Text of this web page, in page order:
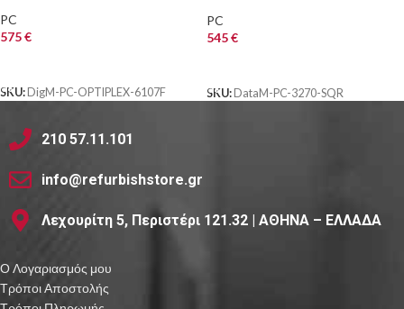
PC
575€
SKU: DigM-PC-OPTIPLEX-6107F
DVD, FreeDOS
PC
545€
SKU: DataM-PC-3270-SQR
210 57.11.101
info@refurbishstore.gr
Λεχουρίτη 5, Περιστέρι 121.32 | ΑΘΗΝΑ – ΕΛΛΑΔΑ
Ο Λογαριασμός μου
Τρόποι Αποστολής